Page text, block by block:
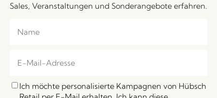
Sales, Veranstaltungen und Sonderangebote erfahren.
Ich möchte personalisierte Kampagnen von Hübsch